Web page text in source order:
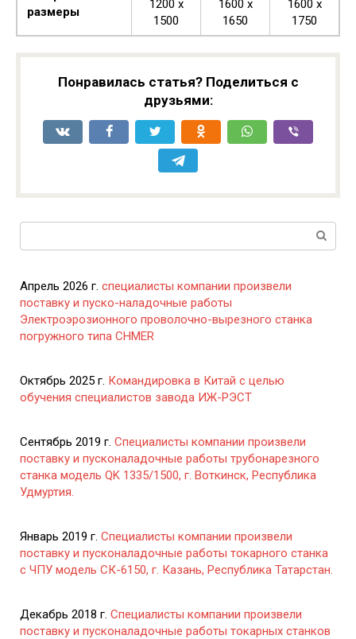
размеры
1200 x
1500
1600 x
1650
1600 x
1750
Понравилась статья? Поделиться с
друзьями:
Апрель 2026 г. специалисты компании произвели
поставку и пуско-наладочные работы
Электроэрозионного проволочно-вырезного станка
погружного типа CHMER
Октябрь 2025 г. Командировка в Китай с целью
обучения специалистов завода ИЖ-РЭСТ
Сентябрь 2019 г. Специалисты компании произвели
поставку и пусконаладочные работы трубонарезного
станка модель QK 1335/1500, г. Воткинск, Республика
Удмуртия.
Январь 2019 г. Специалисты компании произвели
поставку и пусконаладочные работы токарного станка
с ЧПУ модель СК-6150, г. Казань, Республика Татарстан.
Декабрь 2018 г. Специалисты компании произвели
поставку и пусконаладочные работы токарных станков